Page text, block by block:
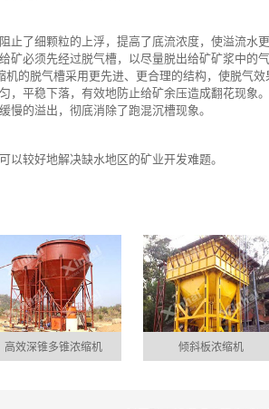
止了细颗粒的上浮，提高了底流浓度，使溢流水
矿必须先经过脱气槽，以尽量脱出给矿矿浆中的
的脱气槽采用更先进、更合理的结构，使脱气效
平稳下落，有效地防止给矿余压造成翻花现象
的溢出，彻底消除了跑混沉槽现象。
较好地解决缺水地区的矿业开发难题。
高效深锥多锥浓缩机 倾斜板浓缩机